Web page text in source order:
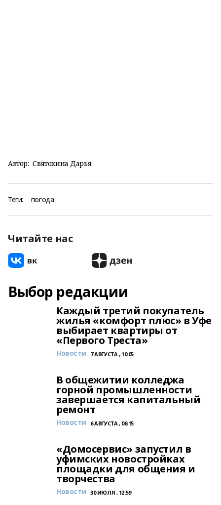
Автор: Святохина Дарья
Теги: погода
Читайте нас
Выбор редакции
Каждый третий покупатель
жилья «комфорт плюс» в Уфе
выбирает квартиры от
«Первого Треста»
Новости 7 АВГУСТА , 10:05
В общежитии колледжа
горной промышленности
завершается капитальный
ремонт
Новости 6 АВГУСТА , 06:15
«Домосервис» запустил в
уфимских новостройках
площадки для общения и
творчества
Новости 30 ИЮЛЯ , 12:59